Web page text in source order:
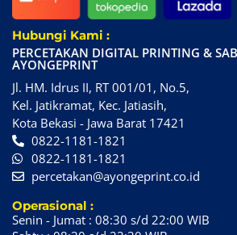
Hubungi Kami :
PERCETAKAN DIGITAL PRINTING &
AYONGEPRINT
Jl. HM. Idrus II, RT 001/01, No.5,
Kel. Jatikramat, Kec. Jatiasih,
Kota Bekasi - Jawa Barat 17421
0822-1181-1821
0822-1181-1821
percetakan@ayongeprint.co.id
Operasional :
Senin - Jumat : 08:30 s/d 22:00 WIB